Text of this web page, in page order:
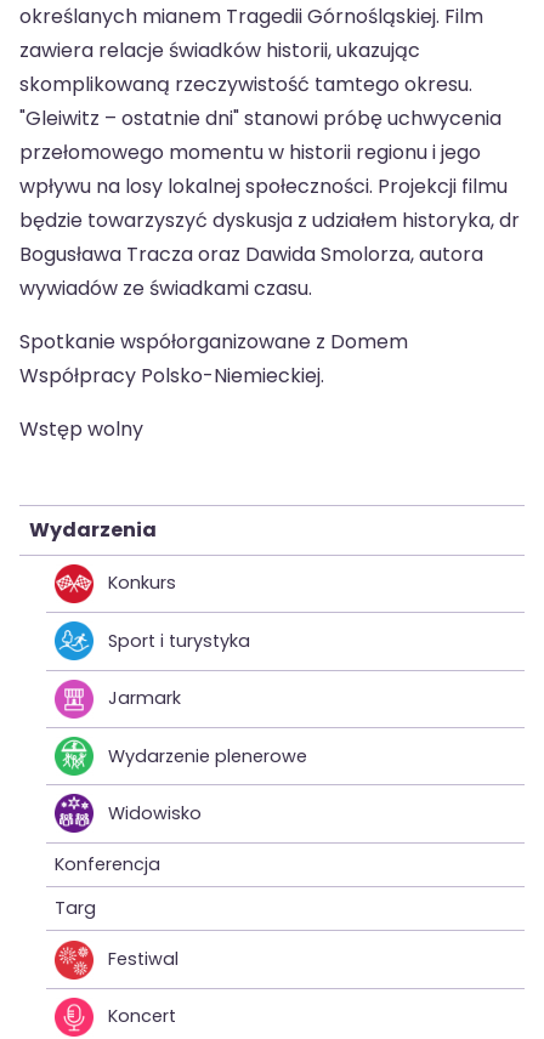
określanych mianem Tragedii Górnośląskiej. Film
zawiera relacje świadków historii, ukazując
skomplikowaną rzeczywistość tamtego okresu.
"Gleiwitz – ostatnie dni" stanowi próbę uchwycenia
przełomowego momentu w historii regionu i jego
wpływu na losy lokalnej społeczności. Projekcji filmu
będzie towarzyszyć dyskusja z udziałem historyka, dr
Bogusława Tracza oraz Dawida Smolorza, autora
wywiadów ze świadkami czasu.
Spotkanie współorganizowane z Domem
Współpracy Polsko-Niemieckiej.
Wstęp wolny
Wydarzenia
Konkurs
Sport i turystyka
Jarmark
Wydarzenie plenerowe
Widowisko
Konferencja
Targ
Festiwal
Koncert